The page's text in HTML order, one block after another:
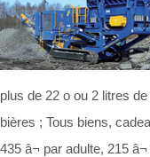
plus de 22 o ou 2 litres
bières ; Tous biens,
435 â¬ par adulte, 215